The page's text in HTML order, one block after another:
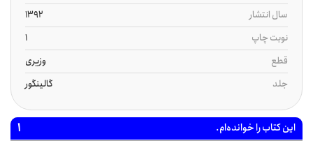
سال انتشار
1392
نوبت چاپ
1
قطع
وزیری
جلد
گالینگور
این کتاب را خوانده‌ام. 1